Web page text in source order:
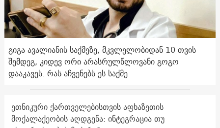
გიგა ავალიანის საქმეზე, მკვლელობიდან 10 თვის
შემდეგ, კიდევ ორი არასრულწლოვანი გოგო
დააკავეს. რას აჩვენებს ეს საქმე
ეთნიკური ქართველებისთვის აფხაზეთის
მოქალაქეობის აღდგენა: ინტეგრაცია თუ